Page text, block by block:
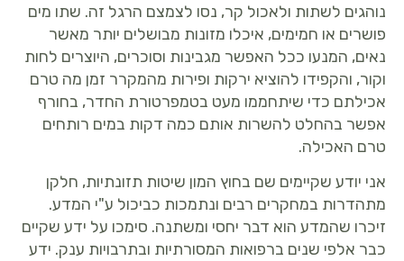
נוהגים לשתות ולאכול קר, נסו לצמצם הרגל זה. שתו מים
פושרים או חמימים, איכלו מזונות מבושלים יותר מאשר
נאים, המנעו ככל האפשר מגבינות וסוכרים, היוצרים לחות
וקור, והקפידו להוציא ירקות ופירות מהמקרר זמן מה טרם
אכילתם כדי שיתחממו מעט בטמפרטורת החדר, בחורף
אפשר בהחלט להשרות אותם כמה דקות במים רותחים
טרם האכילה.
אני יודע שקיימים שם בחוץ המון שיטות תזונתיות, חלקן
מתהדרות במחקרים רבים ונתמכות כביכול ע"י המדע.
זיכרו שהמדע הוא דבר יחסי ומשתנה. סימכו על ידע שקיים
כבר אלפי שנים ברפואות המסורתיות ובתרבויות ענק. ידע